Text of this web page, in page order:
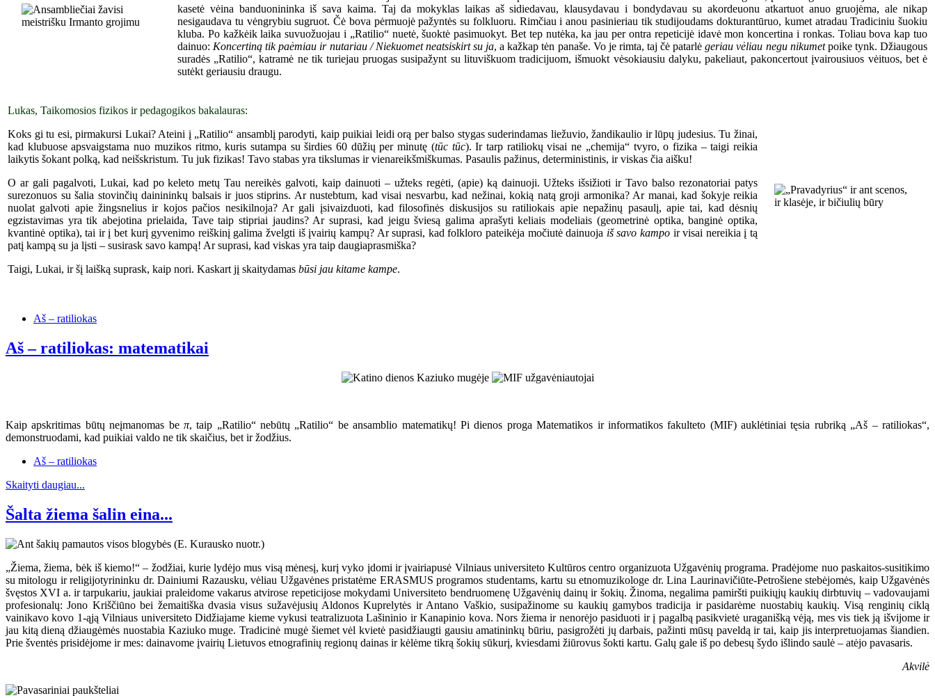
kasetė vėina banduonininka iš sava kaima. Taj da mokyklas laikas aš sidiedavau, klausydavau i bondydavau su akordeuonu atkartuot anuo gruojėma, ale nikap
nesigaudava tu vėngrybiu sugruot. Čė bova pėrmuojė pažyntės su folkluoru. Rimčiau i anou pasinieriau tik studijoudams dokturantūruo, kumet atradau Tradiciniu šuokiu
kluba. Po kažkėik laika suvuožuojau i „Ratilio“ nuetė, šuoktė pasimuokyt. Bet tep nutėka, ka jau per ontra repeticijė idavė mon koncertina i ronkas. Toliau bova kap tuo
dainuo: Koncertiną tik paėmiau ir nutariau / Niekuomet neatsiskirt su ja,a kažkap tėn panaše. Vo je rimta, taj čė patarlėgeriau vėliau negu nikumetpoike tynk. Džiaugous
suradės „Ratilio“, katramė ne tik turiejau pruogas susipažynt su lituviškuomtradicijuom, išmuokt vėsokiausiu dalyku, pakeliaut, pakoncertout įvairousiuos vėituos, bet ė
sutėkt geriausiu draugu.
Lukas, Taikomosios fizikos ir pedagogikos bakalauras:
Koks gi tu esi, pirmakursi Lukai? Ateini į „Ratilio“ ansamblį parodyti, kaip puikiai leidi orą per balso stygas suderindamas liežuvio, žandikaulio ir lūpų judesius. Tu žinai,
kad klubuose apsvaigstama nuo muzikos ritmo, kuris sutampa su širdies 60 dūžių per minutę (tūc tūc). Ir tarp ratiliokų visai ne „chemija“ tvyro, o fizika – taigi reikia
laikytis šokant polką, kad neišskristum. Tu juk fizikas! Tavo stabas yra tikslumas ir vienareikšmiškumas. Pasaulis pažinus, deterministinis, ir viskas čia aišku!
O ar gali pagalvoti, Lukai, kad po keleto metų Tau nereikės galvoti, kaip dainuoti – užteks regėti, (apie) ką dainuoji. Užteks išsižioti ir Tavo balso rezonatoriai patys
surezonuos su šalia stovinčių dainininkų balsais ir juos stiprins. Ar nustebtum, kad visai nesvarbu, kad nežinai, kokią natą groji armonika? Ar manai, kad šokyje reikia
nuolat galvoti apie žingsnelius ir kojos pačios nesikilnoja? Ar gali įsivaizduoti, kad filosofinės diskusijos su ratiliokais apie nepažinų pasaulį, apie tai, kad dėsnių
egzistavimas yra tik abejotina prielaida, Tave taip stipriai jaudins? Ar suprasi, kad jeigu šviesą galima aprašyti keliais modeliais (geometrinė optika, banginė optika,
kvantinė optika), tai ir į bet kurį gyvenimo reiškinį galima žvelgti iš įvairių kampų? Ar suprasi, kad folkloro pateikėja močiutė dainuoja iš savo kampoir visai nereikia į tą
patį kampą su ja lįsti – susirask savo kampą! Ar suprasi, kad viskas yra taip daugiaprasmiška?
Taigi, Lukai, ir šį laišką suprask, kaip nori. Kaskart jį skaitydamas būsi jau kitame kampe.
Aš – ratiliokas
Aš – ratiliokas: matematikai
Kaip apskritimas būtų neįmanomas be π, taip „Ratilio“ nebūtų „Ratilio“ be ansamblio matematikų! Pi dienos proga Matematikos ir informatikos fakulteto (MIF) auklėtiniai tęsia rubriką „Aš – ratiliokas“,
demonstruodami, kad puikiai valdo ne tik skaičius, bet ir žodžius.
Aš – ratiliokas
Skaityti daugiau...
Šalta žiema šalin eina...
„Žiema, žiema, bėk iš kiemo!“ – žodžiai, kurie lydėjo mus visą mėnesį, kurį vyko įdomi ir įvairiapusė Vilniaus universiteto Kultūros centro organizuota Užgavėnių programa. Pradėjome nuo paskaitos-susitikimo
su mitologu ir religijotyrininku dr. Dainiumi Razausku, vėliau Užgavėnes pristatėme ERASMUS programos studentams, kartu su etnomuzikologe dr. Lina Laurinavičiūte-Petrošiene stebėjomės, kaip Užgavėnės
švęstos XVI a. ir tarpukariu, jaukiai praleidome vakarus atvirose repeticijose mokydami Universiteto bendruomenę Užgavėnių dainų ir šokių. Žinoma, negalima pamiršti puikiųjų kaukių dirbtuvių – vadovaujami
profesionalų: Jono Kriščiūno bei žemaitiška dvasia visus sužavėjusių Aldonos Kuprelytės ir Antano Vaškio, susipažinome su kaukių gamybos tradicija ir pasidarėme nuostabių kaukių. Visą renginių ciklą
vainikavo kovo 1-ąją Vilniaus universiteto Didžiajame kieme vykusi teatralizuota Lašininio ir Kanapinio kova. Nors žiema ir nenorėjo pasiduoti ir į pagalbą pasikvietė uraganišką vėją, mes vis tiek ją išvijome ir
jau kitą dieną džiaugėmės nuostabia Kaziuko muge. Tradicinė mugė šiemet vėl kvietė pasidžiaugti gausiu amatininkų būriu, pasigrožėti jų darbais, pažinti mūsų paveldą ir tai, kaip jis interpretuojamas šiandien.
Prie šventės prisidėjome ir mes: dainavome įvairių Lietuvos etnografinių regionų dainas ir kėlėme tikrą šokių sūkurį, kviesdami žiūrovus šokti kartu. Galų gale iš po debesų šydo išlindo saulė – atėjo pavasaris.
Akvilė